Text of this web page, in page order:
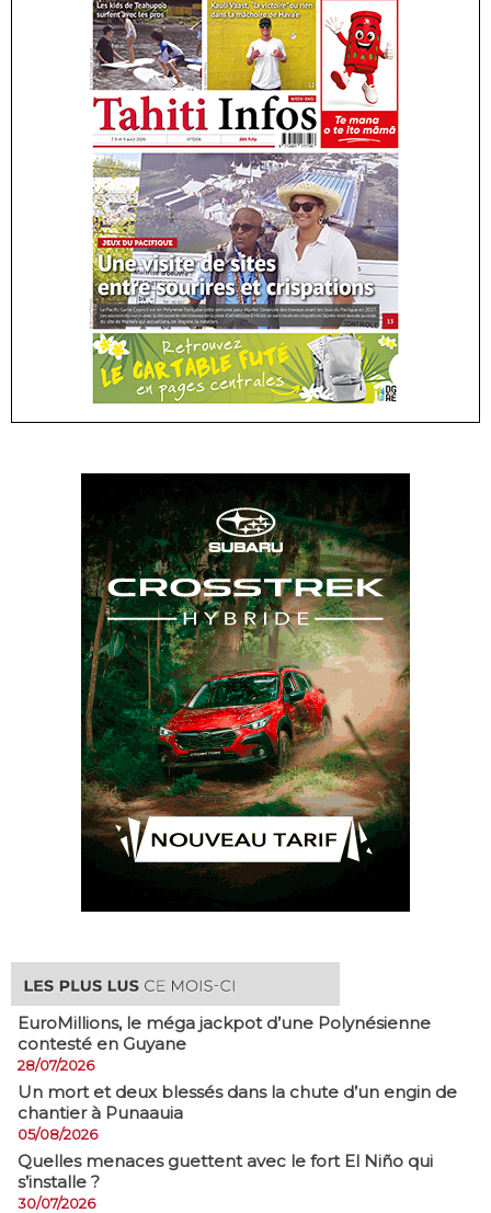
EuroMillions, ​le méga jackpot d’une Polynésienne
contesté en Guyane
28/07/2026
​Un mort et deux blessés dans la chute d’un engin de
chantier à Punaauia
05/08/2026
Quelles menaces guettent avec le fort El Niño qui
s’installe ?
30/07/2026